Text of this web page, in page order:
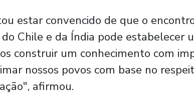
estar convencido de que o
Chile e da Índia pode estabelecer
construir um conhecimento com
nossos povos com base no
afirmou.